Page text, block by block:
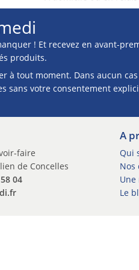
! Et recevez en avant-
produits.
à tout moment. Dans aucun
sans votre consentement
faire
de Concelles
04
A
Qui
Nos
Une
Le